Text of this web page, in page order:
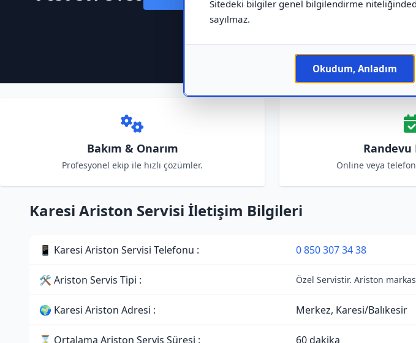
Sitedeki bilgiler genel bilgilendirme
sayılmaz.
Okudum, Anladım
Bakım & Onarım
Profesyonel ekip ile hızlı çözümler.
Randevu
Online veya
Karesi Ariston Servisi İletişim Bilgileri
📱 Karesi Ariston Servisi Telefonu : 0 850 307 34 38
🛠 Ariston Servis Tipi : Özel Servistir. Ariston
🌍 Karesi Ariston Adresi : Merkez, Karesi/Balıkesir
⌛ Ortalama Ariston Servis Süresi : 60 dakika